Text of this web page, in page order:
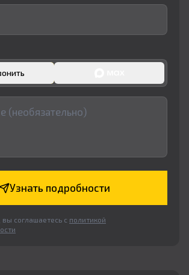
Узнать подробности
соглашаетесь с политикой